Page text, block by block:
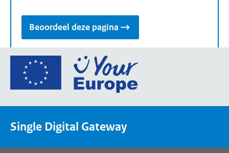
Beoordeel deze pagina
Ga
de
een
Single Digital Gateway